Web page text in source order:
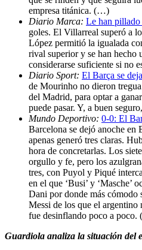
empresa titánica. (…)
Diario Marca: Le han
goles. El Villarreal superó a
López permitió la igualada
rival superior y se han hecho
considerarse suficiente si no
Diario Sport: El Barça se
de Mourinho no dieron
del Madrid, para optar a
puede pasar. Y, a buen
Mundo Deportivo: 0-0: El
Barcelona se dejó anoche en
apenas generó tres claras.
hora de concretarlas. Los
orgullo y fe, pero los
tres, con Puyol y Piqué
en el que ‘Busi’ y ‘Masche’
Dani por donde más cómodo
Messi de los que el argentino
fue desinflando poco a
Guardiola analiza la situación del